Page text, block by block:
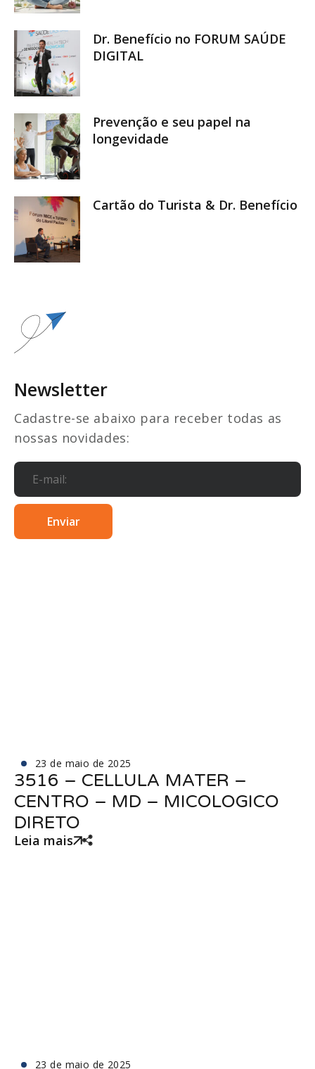
23 de maio de 2025
3516 – CELLULA MATER –
CENTRO – MD – MICOLOGICO
DIRETO
Leia mais
23 de maio de 2025
Dr. Benefício no FORUM SAÚDE
DIGITAL
Prevenção e seu papel na
longevidade
Cartão do Turista & Dr. Benefício
Newsletter
Cadastre-se abaixo para receber todas as
nossas novidades: